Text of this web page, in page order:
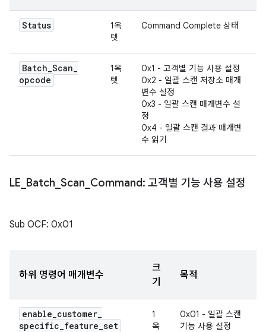
Status
1옥
텟
Command Complete 상태
Batch_Scan_
opcode
1옥
텟
0x1 - 고객별 기능 사용 설정
0x2 - 일괄 스캔 저장소 매개
변수 설정
0x3 - 일괄 스캔 매개변수 설
정
0x4 - 일괄 스캔 결과 매개변
수 읽기
LE Batch Scan Command: 고객별 기능 사용 설정
Sub OCF: 0x01
하위 명령어 매개변수
크
기
목적
enable_customer_
specific_feature_set
1
옥
0x01 - 일괄 스캔
기능 사용 설정